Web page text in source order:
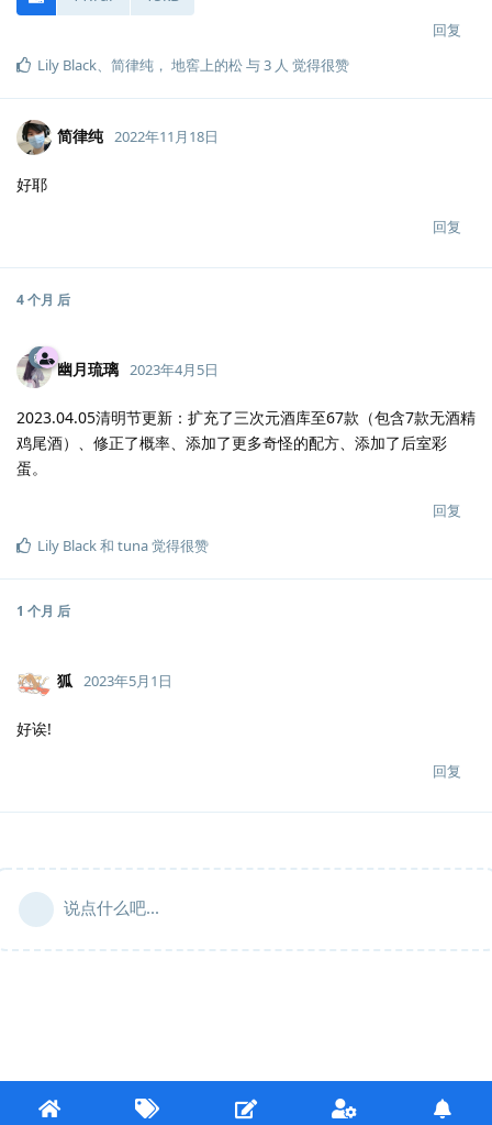
回复
Lily Black、 简律纯 ， 地窖上的松与3 人 觉得很赞
简律纯 2022年11月18日
好耶
回复
4 个月 后
幽月琉璃 2023年4月5日
2023.04.05清明节更新：扩充了三次元酒库至67款（包含7款无酒精
鸡尾酒）、修正了概率、添加了更多奇怪的配方、添加了后室彩
蛋。
回复
Lily Black和 tuna觉得很赞
1 个月 后
狐 2023年5月1日
好诶!
回复
说点什么吧...